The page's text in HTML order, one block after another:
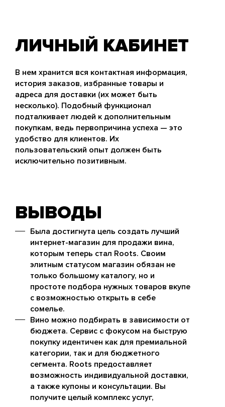
ЛИЧНЫЙ КАБИНЕТ
В нем хранится вся контактная информация,
история заказов, избранные товары и
адреса для доставки (их может быть
несколько). Подобный функционал
подталкивает людей к дополнительным
покупкам, ведь первопричина успеха — это
удобство для клиентов. Их
пользовательский опыт должен быть
исключительно позитивным.
ВЫВОДЫ
Была достигнута цель создать лучший
интернет-магазин для продажи вина,
которым теперь стал Roots. Своим
элитным статусом магазин обязан не
только большому каталогу, но и
простоте подбора нужных товаров вкупе
с возможностью открыть в себе
сомелье.
Вино можно подбирать в зависимости от
бюджета. Сервис с фокусом на быструю
покупку идентичен как для премиальной
категории, так и для бюджетного
сегмента. Roots предоставляет
возможность индивидуальной доставки,
а также купоны и консультации. Вы
получите целый комплекс услуг,